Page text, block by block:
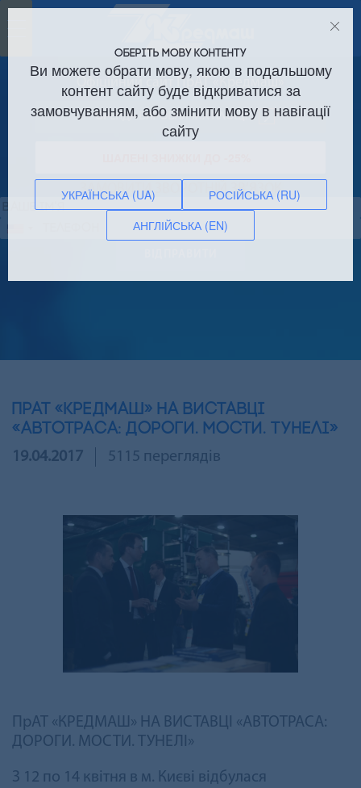
Офіційний сайт ПрАТ «Кредмаш»
Оренда виробничих площ!
ЗАМОВИТИ ЗВОРОТНІЙ ЗВ’ЯЗОК
ПрАТ «КРЕДМАШ» НА ВИСТАВЦІ
«АВТОТРАСА: ДОРОГИ. МОСТИ. ТУНЕЛІ»
19.04.2017 5115 переглядів
ПрАТ «КРЕДМАШ» НА ВИСТАВЦІ «АВТОТРАСА:
ДОРОГИ. МОСТИ. ТУНЕЛІ»
З 12 по 14 квітня в м. Києві відбулася
ОБЕРІТЬ МОВУ КОНТЕНТУ
Ви можете обрати мову, якою в подальшому
контент сайту буде відкриватися за
замовчуванням, або змінити мову в навігації
сайту
УКРАЇНСЬКА (UA)
РОСІЙСЬКА (RU)
АНГЛІЙСЬКА (EN)